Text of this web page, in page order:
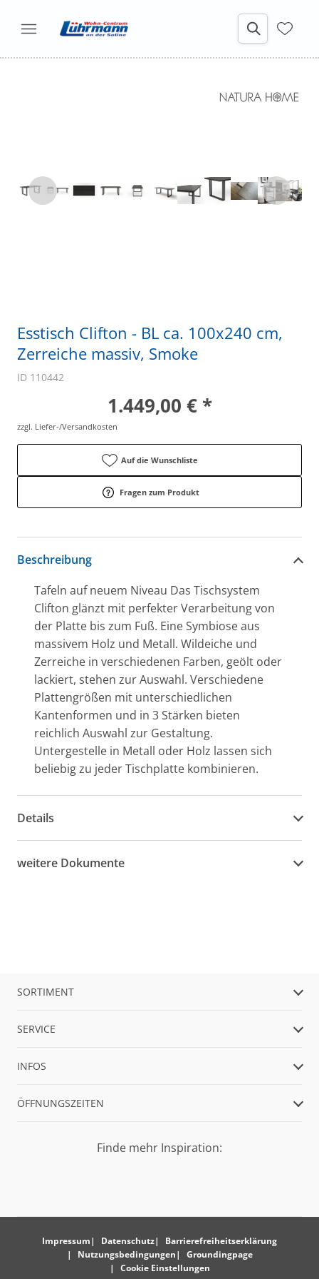
Esstisch Clifton - BL ca. 100x240 cm,
Zerreiche massiv, Smoke
ID 110442
1.449,00 € *
zzgl. Liefer-/Versandkosten
Auf die Wunschliste
Fragen zum Produkt
Beschreibung
Tafeln auf neuem Niveau Das Tischsystem
Clifton glänzt mit perfekter Verarbeitung von
der Platte bis zum Fuß. Eine Symbiose aus
massivem Holz und Metall. Wildeiche und
Zerreiche in verschiedenen Farben, geölt oder
lackiert, stehen zur Auswahl. Verschiedene
Plattengrößen mit unterschiedlichen
Kantenformen und in 3 Stärken bieten
reichlich Auswahl zur Gestaltung.
Untergestelle in Metall oder Holz lassen sich
beliebig zu jeder Tischplatte kombinieren.
Details
weitere Dokumente
SORTIMENT
SERVICE
INFOS
ÖFFNUNGSZEITEN
Finde mehr Inspiration:
Impressum Datenschutz
Barrierefreiheitserklärung
Nutzungsbedingungen
Groundingpage
Cookie Einstellungen